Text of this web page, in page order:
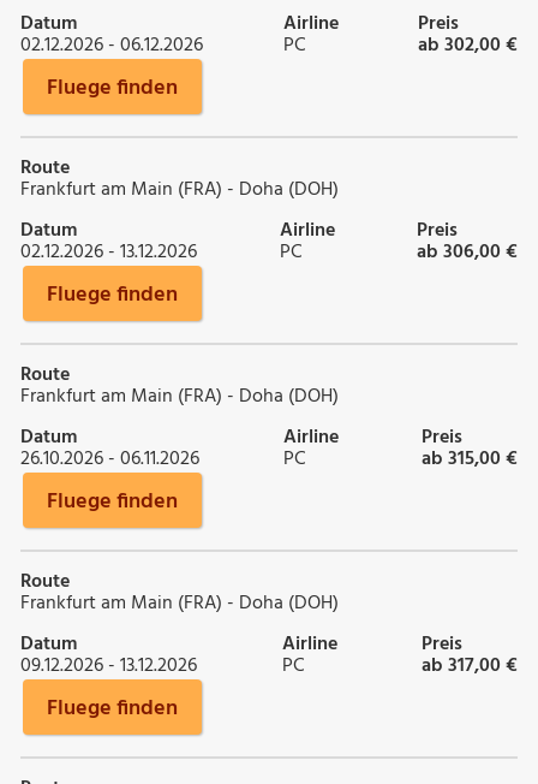
Datum
02.12.2026 - 06.12.2026
Airline
PC
Preis
ab 302,00 €
Fluege finden
Route
Frankfurt am Main (FRA) - Doha (DOH)
Datum
02.12.2026 - 13.12.2026
Airline
PC
Preis
ab 306,00 €
Fluege finden
Route
Frankfurt am Main (FRA) - Doha (DOH)
Datum
26.10.2026 - 06.11.2026
Airline
PC
Preis
ab 315,00 €
Fluege finden
Route
Frankfurt am Main (FRA) - Doha (DOH)
Datum
09.12.2026 - 13.12.2026
Airline
PC
Preis
ab 317,00 €
Fluege finden